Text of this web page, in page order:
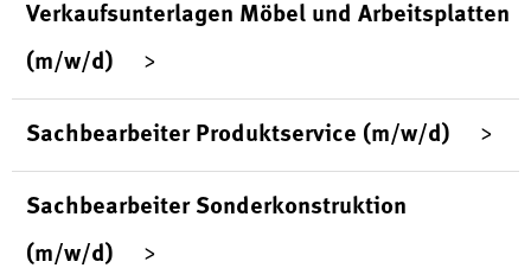
Verkaufsunterlagen Möbel und Arbeitsplatten
(m/w/d)
Sachbearbeiter Produktservice (m/w/d)
Sachbearbeiter Sonderkonstruktion
(m/w/d)